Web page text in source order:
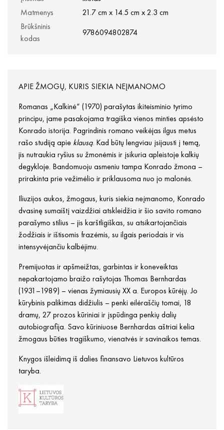
Matmenys
21.7 cm x 14.5 cm x 2.3 cm
Brūkšninis
kodas
9786094802874
APIE ŽMOGŲ, KURIS SIEKIA NEĮMANOMO
Romanas „Kalkinė“ (1970) parašytas ikiteisminio tyrimo
principu, jame pasakojama tragiška vienos minties apsėsto
Konrado istorija. Pagrindinis romano veikėjas ilgus metus
rašo studiją apie klausą. Kad būtų lengviau įsijausti į temą,
jis nutraukia ryšius su žmonėmis ir įsikuria apleistoje kalkių
degykloje. Bandomuoju asmeniu tampa Konrado žmona –
prirakinta prie vežimėlio ir priklausoma nuo jo malonės.
Iliuzijos aukos, žmogaus, kuris siekia neįmanomo, Konrado
dvasinę sumaištį vaizdžiai atskleidžia ir šio savito romano
parašymo stilius – jis karštligiškas, su atsikartojančiais
žodžiais ir ištisomis frazėmis, su ilgais periodais ir vis
intensyvėjančiu kalbėjimu.
Premijuotas ir apšmeižtas, garbintas ir koneveiktas
nepakartojamo braižo rašytojas Thomas Bernhardas
(1931–1989) – vienas žymiausių XX a. Europos kūrėjų. Jo
kūrybinis palikimas didžiulis – penki eilėraščių tomai, 18
dramų, 27 prozos kūriniai ir įspūdinga penkių dalių
autobiografija. Savo kūriniuose Bernhardas aštriai kelia
žmogaus būties tragiškumo, vienatvės ir savinaikos temas.
Knygos išleidimą iš dalies finansavo Lietuvos kultūros
taryba.